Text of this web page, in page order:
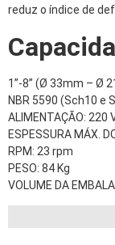
reduz o índice de
1”-8” (Ø 33mm – Ø
NBR 5590 (Sch10 e
ALIMENTAÇÃO: 220
ESPESSURA MÁX.
RPM: 23 rpm
PESO: 84 Kg
VOLUME DA